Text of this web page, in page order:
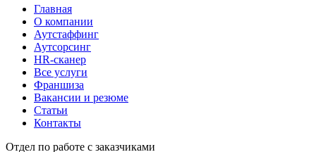
Главная
О компании
Аутстаффинг
Аутсорсинг
HR-сканер
Все услуги
Франшиза
Вакансии и резюме
Статьи
Контакты
Отдел по работе с заказчиками